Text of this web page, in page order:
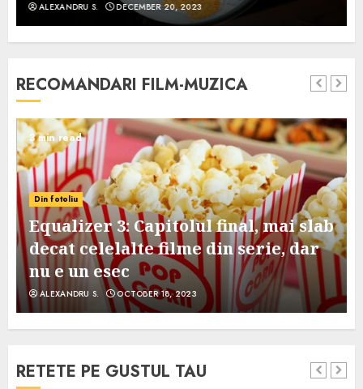
ALEXANDRU S. DECEMBER 20, 2023
RECOMANDARI FILM-MUZICA
3 min read
Din fotoliu
Equalizer 3: Capitolul final, mai slab
decat celelalte filme din serie, dar
nu e un esec
ALEXANDRU S. OCTOBER 18, 2023
RETETE PE GUSTUL TAU